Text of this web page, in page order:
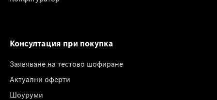
Консултация при покупка
Заявяване на тестово шофиране
Актуални оферти
Шоуруми